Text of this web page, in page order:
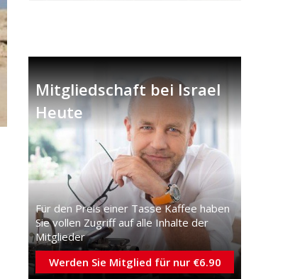
Mitgliedschaft bei Israel
Heute
Für den Preis einer Tasse Kaffee haben
Sie vollen Zugriff auf alle Inhalte der
Mitglieder
Werden Sie Mitglied für nur €6.90